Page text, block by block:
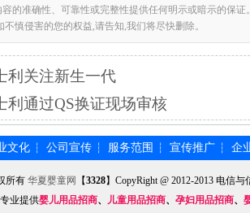
的准确性、可靠性或完整性提供任何明示或暗示的保
慎侵害的您的权益,请告知,我们将尽快删除。
利关注新生一代
利通过QS换证现场审核
文化 ┆ 公司宣传 ┆ 服务范围 ┆ 宣传推广 ┆ 企
所有华夏婴童网 【3328】CopyRight @ 2012-2013 电信
业提供婴儿用品招商、 儿童用品招商、 孕妇用品招商、